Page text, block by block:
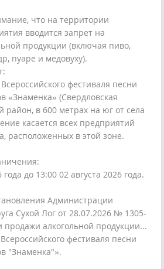
что на территории
вводится запрет на
продукции (включая пиво,
пуаре и медовуху).
фестиваля песни
«Знаменка» (Свердловская
район, в 600 метрах на юг от села
касается всех предприятий
расположенных в этой зоне.
до 13:00 02 августа 2026 года.
Администрации
Сухой Лог от 28.07.2026 № 1305-
алкогольной продукции...
фестиваля песни
"Знаменка"».